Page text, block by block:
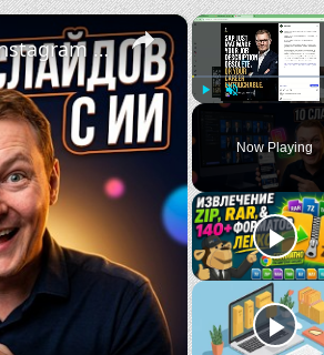
Now Playing
×
🖼️ Я Создал Профессиональную Карусель Instagram из 10 Слайдов с ИИ — Полный Воркфлоу